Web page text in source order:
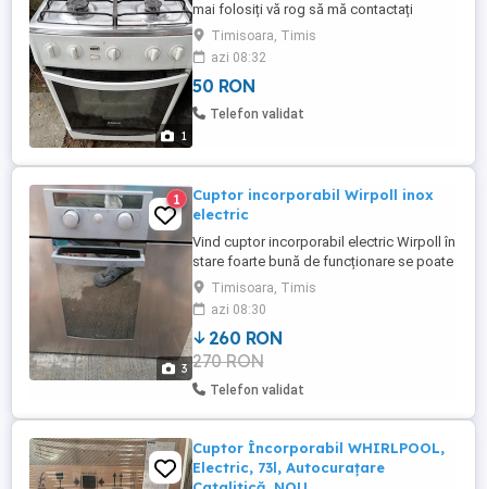
1
mai folosiți vă rog să mă contactați
mulțumesc
Timisoara, Timis
azi 08:32
50 RON
Telefon validat
3
1
Cuptor incorporabil Wirpoll inox
electric
Vind cuptor incorporabil electric Wirpoll în
stare foarte bună de funcționare se poate
face proba și este la casă se poate ridica
după masă după ora 15 sau sâmbătă ptr
detalii vă rog să mă contactați, mulțumesc
Timisoara, Timis
azi 08:30
260 RON
270 RON
Telefon validat
Cuptor Încorporabil WHIRLPOOL,
Electric, 73l, Autocurațare